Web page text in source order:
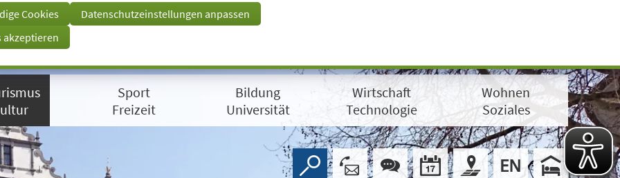
Cookies
Datenschutzeinstellungen anpassen
akzeptieren
Sport
Freizeit
Bildung
Universität
Wirtschaft
Technologie
Wohnen
Soziales